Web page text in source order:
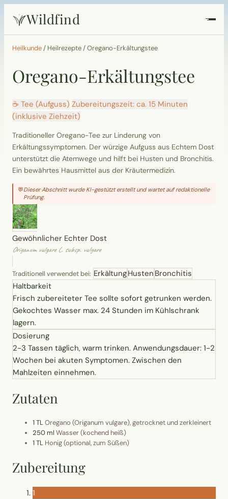
Wildfind
Startseite
Pflanzen
Rezepte
Heilkunde
Garten
Quiz
Suche
Erntekorb
Sammelkalender
Blüten-Finder
Phänologie-Radar
Vogelstimmen
Gartenplaner
Düngeberater
Challenges
Wusstest du?
Sammlungen
Heilkunde / Heilrezepte /Oregano-Erkältungstee
Oregano-Erkältungstee
☕ Tee (Aufguss) Zubereitungszeit: ca. 15 Minuten
(inklusive Ziehzeit)
Traditioneller Oregano-Tee zur Linderung von
Erkältungssymptomen. Der würzige Aufguss aus Echtem Dost
unterstützt die Atemwege und hilft bei Husten und Bronchitis.
Ein bewährtes Hausmittel aus der Kräutermedizin.
💬Dieser Abschnitt wurde KI-gestützt erstellt und wartet auf redaktionelle
Prüfung.
Gewöhnlicher Echter Dost
Origanum vulgare L. subsp. vulgare
Traditionell verwendet bei: ErkältungHusten Bronchitis
Haltbarkeit
Frisch zubereiteter Tee sollte sofort getrunken werden.
Gekochtes Wasser max. 24 Stunden im Kühlschrank
lagern.
Dosierung
2-3 Tassen täglich, warm trinken. Anwendungsdauer: 1-2
Wochen bei akuten Symptomen. Zwischen den
Mahlzeiten einnehmen.
Zutaten
1 TLOregano (Origanum vulgare), getrocknet und zerkleinert
250 ml Wasser (kochend heiß)
1 TL Honig (optional, zum Süßen)
Zubereitung
1